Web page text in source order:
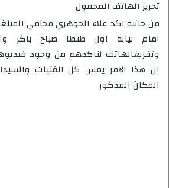
تحريز الهاتف المحمول
من جانبه اكد علاء الجوهري محامي
امام نيابة اول طنطا صباح باكر
وتفريغالهاتف لتاكدهم من وجود
ان هذا الامر يمس كل الفتيات
المكان المذكور